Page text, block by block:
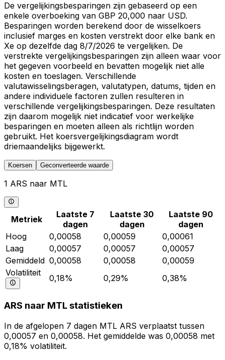
De vergelijkingsbesparingen zijn gebaseerd op een
enkele overboeking van GBP 20,000 naar USD.
Besparingen worden berekend door de wisselkoers
inclusief marges en kosten verstrekt door elke bank en
Xe op dezelfde dag 8/7/2026 te vergelijken. De
verstrekte vergelijkingsbesparingen zijn alleen waar voor
het gegeven voorbeeld en bevatten mogelijk niet alle
kosten en toeslagen. Verschillende
valutawisselingsberagen, valutatypen, datums, tijden en
andere individuele factoren zullen resulteren in
verschillende vergelijkingsbesparingen. Deze resultaten
zijn daarom mogelijk niet indicatief voor werkelijke
besparingen en moeten alleen als richtlijn worden
gebruikt. Het koersvergelijkingsdiagram wordt
driemaandelijks bijgewerkt.
Koersen Geconverteerde waarde
1 ARS naar MTL
Metriek
Laatste 7
dagen
Laatste 30
dagen
Laatste 90
dagen
Hoog
0,00058 0,00059
0,00061
Laag
0,00057 0,00057
0,00057
Gemiddeld 0,00058 0,00058
0,00059
Volatiliteit
0,18% 0,29% 0,38%
ARS naar MTL statistieken
In de afgelopen 7 dagen MTL ARS verplaatst tussen
0,00057 en 0,00058. Het gemiddelde was 0,00058 met
0,18% volatiliteit.